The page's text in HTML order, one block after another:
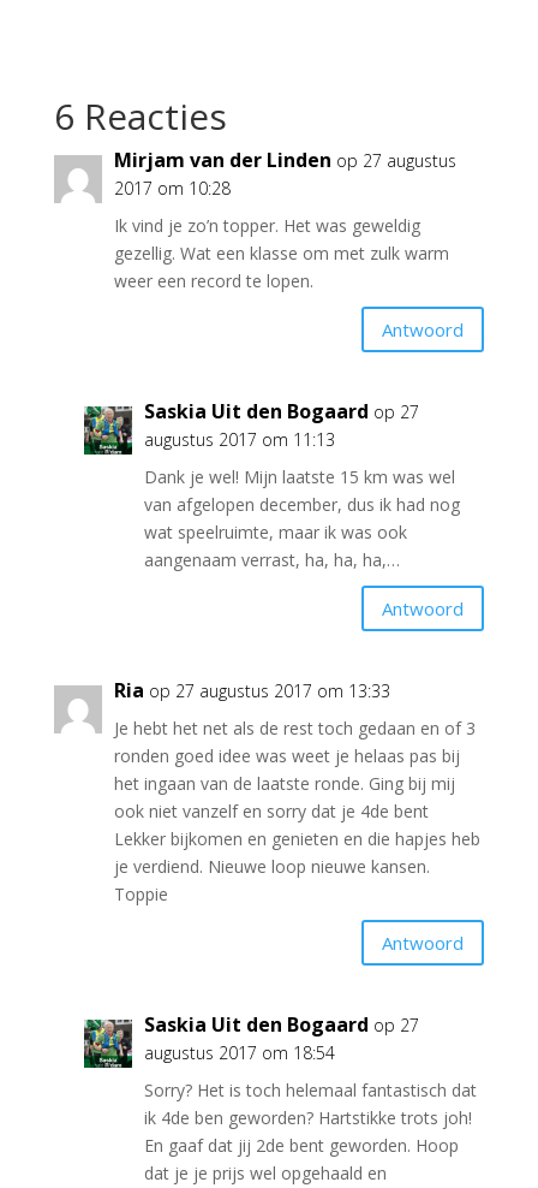
6 Reacties
Mirjam van der Linden op 27 augustus
2017 om 10:28
Ik vind je zo’n topper. Het was geweldig
gezellig. Wat een klasse om met zulk warm
weer een record te lopen.
Antwoord
Saskia Uit den Bogaard op 27
augustus 2017 om 11:13
Dank je wel! Mijn laatste 15 km was wel
van afgelopen december, dus ik had nog
wat speelruimte, maar ik was ook
aangenaam verrast, ha, ha, ha,…
Antwoord
Ria op 27 augustus 2017 om 13:33
Je hebt het net als de rest toch gedaan en of 3
ronden goed idee was weet je helaas pas bij
het ingaan van de laatste ronde. Ging bij mij
ook niet vanzelf en sorry dat je 4de bent
Lekker bijkomen en genieten en die hapjes heb
je verdiend. Nieuwe loop nieuwe kansen.
Toppie
Antwoord
Saskia Uit den Bogaard op 27
augustus 2017 om 18:54
Sorry? Het is toch helemaal fantastisch dat
ik 4de ben geworden? Hartstikke trots joh!
En gaaf dat jij 2de bent geworden. Hoop
dat je je prijs wel opgehaald en